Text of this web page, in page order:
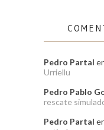
Pedro Partal
Urriellu
Pedro Pablo
rescate
Pedro Partal